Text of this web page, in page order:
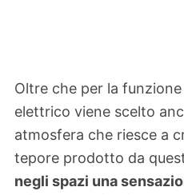
Oltre che per la
elettrico viene scelto
atmosfera che riesce a
tepore prodotto da
negli spazi una